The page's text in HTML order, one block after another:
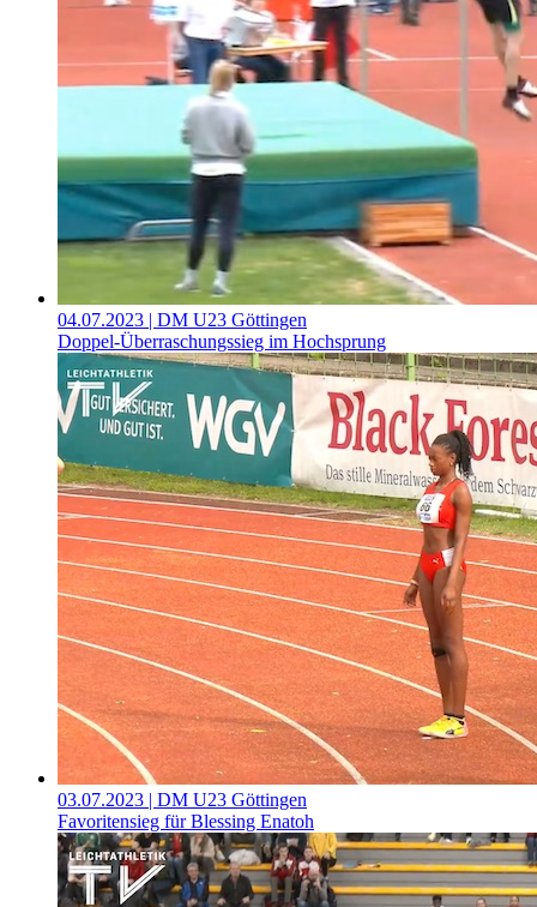
04.07.2023 | DM U23 Göttingen
Doppel-Überraschungssieg im Hochsprung
03.07.2023 | DM U23 Göttingen
Favoritensieg für Blessing Enatoh